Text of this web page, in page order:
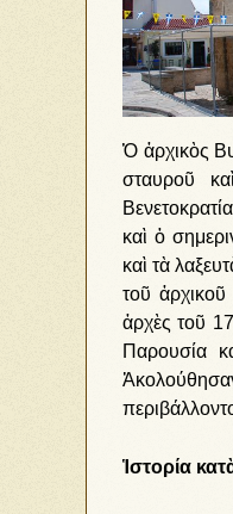
Ὁ ἀρχικὸς
σταυροῦ
καὶ ὁ
καὶ τὰ
τοῦ ἀρχικοῦ
ἀρχὲς τοῦ
Παρουσία
Ἱστορία